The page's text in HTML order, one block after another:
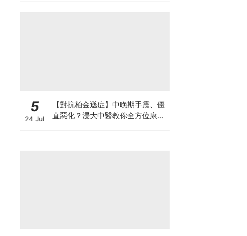
5
24 Jul
【對抗柏金遜症】中晚期手震、僵
直惡化？浸大中醫教你全方位康復